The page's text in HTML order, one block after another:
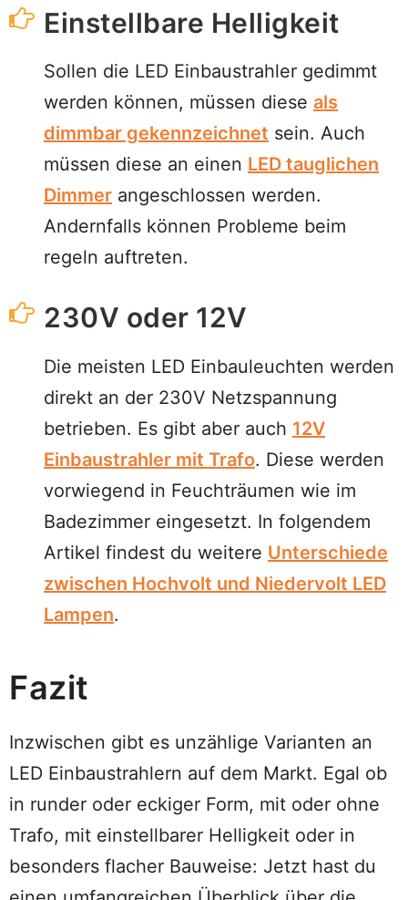
Einstellbare Helligkeit
Sollen die LED Einbaustrahler gedimmt
werden können, müssen diese als
dimmbar gekennzeichnet sein. Auch
müssen diese an einen LED tauglichen
Dimmer angeschlossen werden.
Andernfalls können Probleme beim
regeln auftreten.
230V oder 12V
Die meisten LED Einbauleuchten werden
direkt an der 230V Netzspannung
betrieben. Es gibt aber auch 12V
Einbaustrahler mit Trafo. Diese werden
vorwiegend in Feuchträumen wie im
Badezimmer eingesetzt. In folgendem
Artikel findest du weitere Unterschiede
zwischen Hochvolt und Niedervolt LED
Lampen.
Fazit
Inzwischen gibt es unzählige Varianten an
LED Einbaustrahlern auf dem Markt. Egal ob
in runder oder eckiger Form, mit oder ohne
Trafo, mit einstellbarer Helligkeit oder in
besonders flacher Bauweise: Jetzt hast du